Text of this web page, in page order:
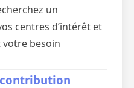
un
centres d’intérêt et
besoin